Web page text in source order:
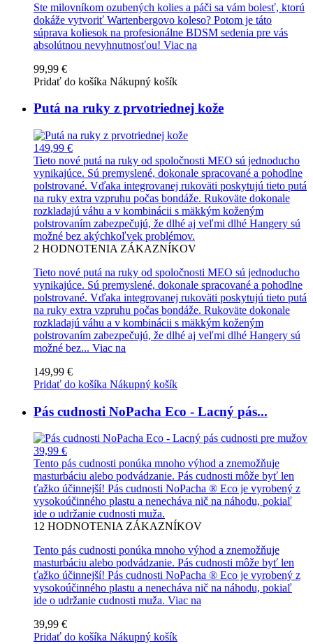
Ste milovníkom ozubených kolies a páči sa vám bolesť, ktorú
dokáže vytvoriť Wartenbergovo koleso? Potom je táto
súprava koliesok na profesionálne BDSM sedenia pre vás
absolútnou nevyhnutnosťou! Viac na
99,99 €
Pridať do košíka Nákupný košík
Putá na ruky z prvotriednej kože
149,99 €
Tieto nové putá na ruky od spoločnosti MEO sú jednoducho
vynikajúce. Sú premyslené, dokonale spracované a pohodlne
polstrované. Vďaka integrovanej rukoväti poskytujú tieto putá
na ruky extra vzpruhu počas bondáže. Rukoväte dokonale
rozkladajú váhu a v kombinácii s mäkkým koženým
polstrovaním zabezpečujú, že dlhé aj veľmi dlhé Hangery sú
možné bez akýchkoľvek problémov.
2 HODNOTENIA ZÁKAZNÍKOV
Tieto nové putá na ruky od spoločnosti MEO sú jednoducho
vynikajúce. Sú premyslené, dokonale spracované a pohodlne
polstrované. Vďaka integrovanej rukoväti poskytujú tieto putá
na ruky extra vzpruhu počas bondáže. Rukoväte dokonale
rozkladajú váhu a v kombinácii s mäkkým koženým
polstrovaním zabezpečujú, že dlhé aj veľmi dlhé Hangery sú
možné bez... Viac na
149,99 €
Pridať do košíka Nákupný košík
Pás cudnosti NoPacha Eco - Lacný pás...
39,99 €
Tento pás cudnosti ponúka mnoho výhod a znemožňuje
masturbáciu alebo podvádzanie. Pás cudnosti môže byť len
ťažko účinnejší! Pás cudnosti NoPacha ® Eco je vyrobený z
vysokoúčinného plastu a nenecháva nič na náhodu, pokiaľ
ide o udržanie cudnosti muža.
12 HODNOTENIA ZÁKAZNÍKOV
Tento pás cudnosti ponúka mnoho výhod a znemožňuje
masturbáciu alebo podvádzanie. Pás cudnosti môže byť len
ťažko účinnejší! Pás cudnosti NoPacha ® Eco je vyrobený z
vysokoúčinného plastu a nenecháva nič na náhodu, pokiaľ
ide o udržanie cudnosti muža. Viac na
39,99 €
Pridať do košíka Nákupný košík